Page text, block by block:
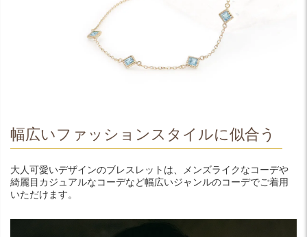
幅広いファッションスタイルに似合う
大人可愛いデザインのブレスレットは、メンズライクなコーデや
綺麗目カジュアルなコーデなど幅広いジャンルのコーデでご着用
いただけます。